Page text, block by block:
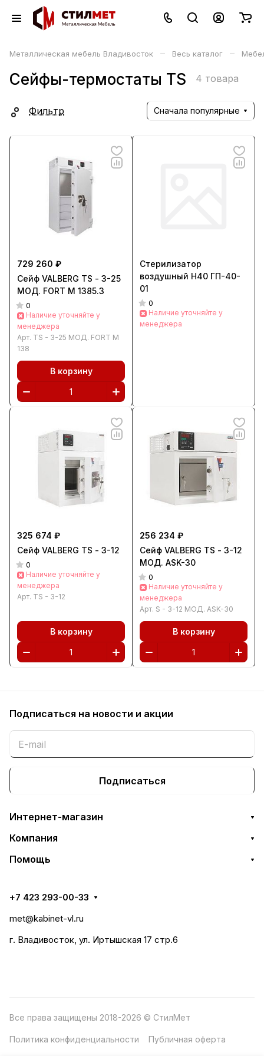
Металлическая мебель Владивосток – Весь каталог –
Сейфы-термостаты TS 4 товара
Фильтр Сначала популярные
729 260 ₽
Сейф VALBERG TS - 3-25
МОД. FORT M 1385.3
0
Наличие уточняйте у
менеджера
Арт. TS - 3-25 МОД. FORT M
138
В корзину
Стерилизатор
воздушный Н40 ГП-40-
01
0
Наличие уточняйте у
менеджера
325 674 ₽
Сейф VALBERG TS - 3-12
0
Наличие уточняйте у
менеджера
Арт. TS - 3-12
В корзину
256 234 ₽
Сейф VALBERG TS - 3-12
МОД. ASK-30
0
Наличие уточняйте у
менеджера
Арт. S - 3-12 МОД. ASK-30
В корзину
Подписаться на новости и акции
Подписаться
Интернет-магазин
Компания
Помощь
+7 423 293-00-33
met@kabinet-vl.ru
г. Владивосток, ул. Иртышская 17 стр.6
Все права защищены 2018-2026 © СтилМет
Политика конфиденциальности Публичная оферта